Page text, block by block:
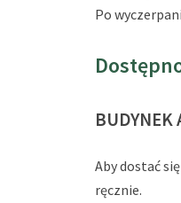
Po
BUDYNEK
Aby dostać
ręcznie.